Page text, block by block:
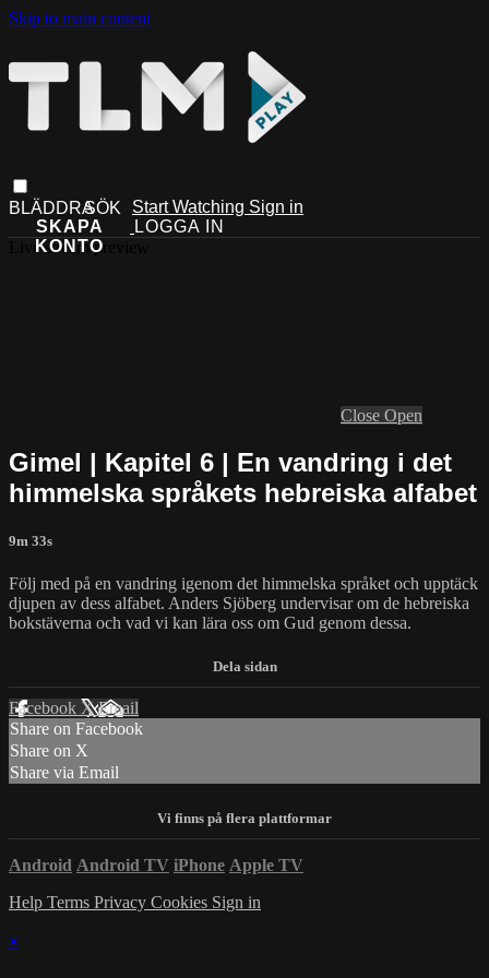
Skip to main content
Start Watching Sign in
Live stream preview
Close Open
Gimel | Kapitel 6 | En vandring i det
himmelska språkets hebreiska alfabet
9m 33s
Följ med på en vandring igenom det himmelska språket och upptäck
djupen av dess alfabet. Anders Sjöberg undervisar om de hebreiska
bokstäverna och vad vi kan lära oss om Gud genom dessa.
Facebook XEmail
Share on Facebook
Share on X
Share via Email
Android Android TV iPhone Apple TV
Help Terms Privacy Cookies Sign in
×